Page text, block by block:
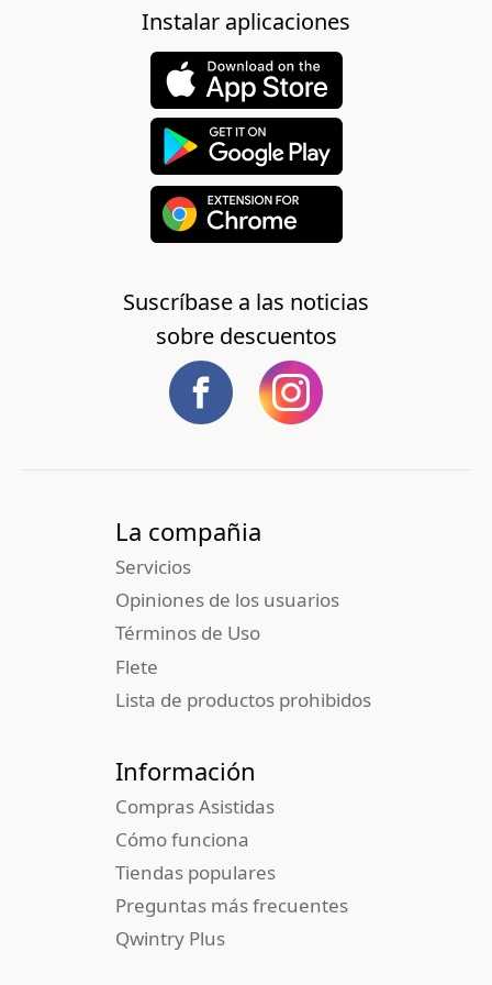
Instalar aplicaciones
Suscríbase a las noticias
sobre descuentos
Flete
Términos de Uso
Lista de productos prohibidos
Servicios
La compañia
Opiniones de los usuarios
Cómo funciona
Compras Asistidas
Preguntas más frecuentes
Información
Tiendas populares
Qwintry Plus